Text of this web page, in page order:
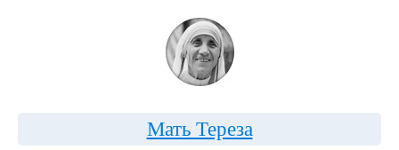
Мать Тереза